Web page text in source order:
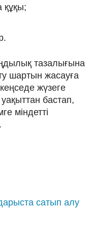
құқы;
тазалығына
шартын жасауға
жүзеге
бастап,
міндетті
сатып алу